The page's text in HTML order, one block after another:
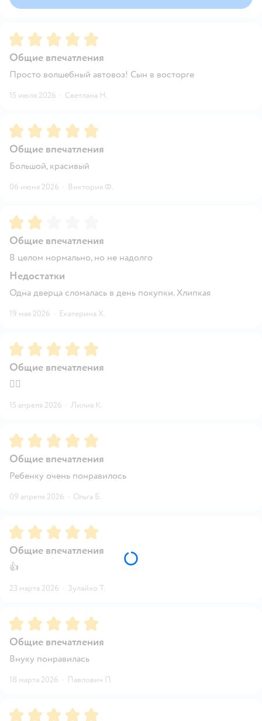
Рейтинг:5
Общие впечатления
Просто волшебный автовоз! Сын в восторге
15 июля 2026 · Светлана Н.
Рейтинг:5
Общие впечатления
Большой, красивый
06 июня 2026 · Виктория Ф.
Рейтинг:
Общие впечатления
В целом нормально, но не надолго
Недостатки
Одна дверца сломалась в день покупки. Хлипкая
19 мая 2026 · Екатерина Х.
Рейтинг:5
Общие впечатления
👍🏼
15 апреля 2026 · Лилия К.
Рейтинг:5
Общие впечатления
Ребенку очень понравилось
09 апреля 2026 · Ольга Б.
Рейтинг:5
Общие впечатления
👍
23 марта 2026 · Зулайхо Т.
Рейтинг:5
Общие впечатления
Внуку понравилась
18 марта 2026 · Павлович П.
Рейтинг:5